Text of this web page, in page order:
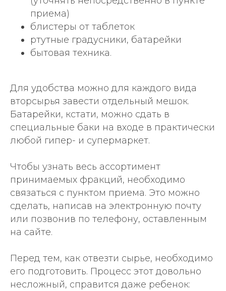
приема)
блистеры от таблеток
ртутные градусники, батарейки
бытовая техника.
Для удобства можно для каждого вида
вторсырья завести отдельный мешок.
Батарейки, кстати, можно сдать в
специальные баки на входе в практически
любой гипер- и супермаркет.
Чтобы узнать весь ассортимент
принимаемых фракций, необходимо
связаться с пунктом приема. Это можно
сделать, написав на электронную почту
или позвонив по телефону, оставленным
на сайте.
Перед тем, как отвезти сырье, необходимо
его подготовить. Процесс этот довольно
несложный, справится даже ребенок: